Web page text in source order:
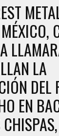
LA
DEL
EN